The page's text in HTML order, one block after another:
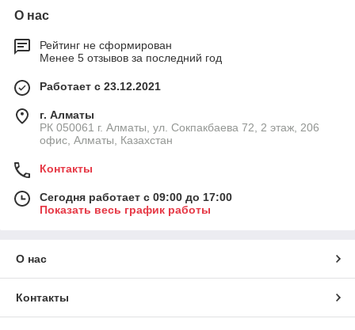
О нас
Рейтинг не сформирован
Менее 5 отзывов за последний год
Работает с 23.12.2021
г. Алматы
РК 050061 г. Алматы, ул. Сокпакбаева 72, 2 этаж, 206
офис, Алматы, Казахстан
Контакты
Сегодня работает с 09:00 до 17:00
Показать весь график работы
О нас
Контакты